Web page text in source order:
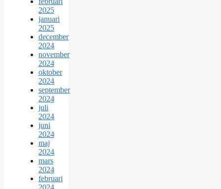
2025
januari
2025
december
2024
november
2024
oktober
2024
september
2024
juli
2024
juni
2024
maj
2024
mars
2024
februari
2024